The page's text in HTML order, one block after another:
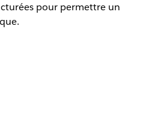
pour permettre un